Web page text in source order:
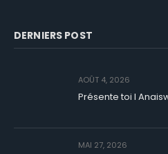
DERNIERS POST
AOÛT 4, 2026
Présente toi I
MAI 27, 2026